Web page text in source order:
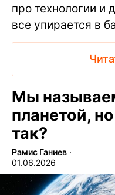
про технологии и
все упирается в
Мы
планетой,
так?
Рамис Ганиев ∙
01.06.2026